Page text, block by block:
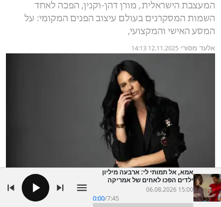
המעצבת הישראלית, מורן דהן-וקנין, הפכה לאחד
השמות המסקרנים בעולם עיצוב הפנים המקומי: על
המסע האישי והמקצועי,
אלעד מסורי 12.11.2025 14:13
אמא, אל תמותי לי: ארבעה מיליון
ילדים הפכו לאחים של אמריקה
06.08.2026 15:00
0:00/7:45